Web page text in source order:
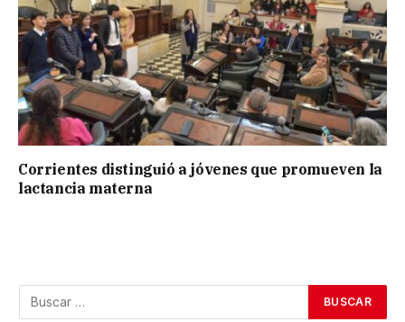
Corrientes distinguió a jóvenes que promueven la
lactancia materna